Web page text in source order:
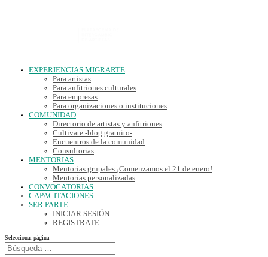
EXPERIENCIAS MIGRARTE
Para artistas
Para anfitriones culturales
Para empresas
Para organizaciones o instituciones
COMUNIDAD
Directorio de artistas y anfitriones
Cultivate -blog gratuito-
Encuentros de la comunidad
Consultorias
MENTORIAS
Mentorias grupales ¡Comenzamos el 21 de enero!
Mentorias personalizadas
CONVOCATORIAS
CAPACITACIONES
SER PARTE
INICIAR SESIÓN
REGISTRATE
Seleccionar página